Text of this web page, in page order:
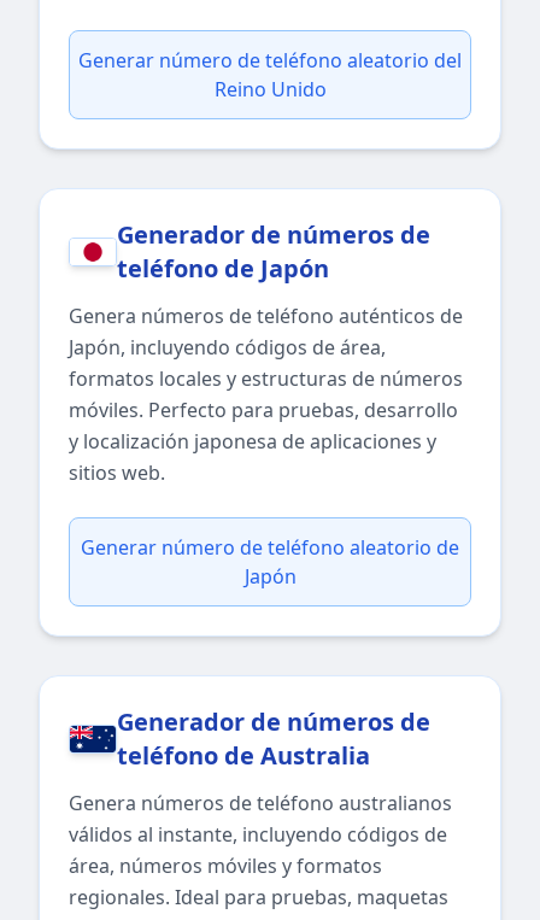
Generar número de teléfono aleatorio del
Reino Unido
Generador de números de
teléfono de Japón
Genera números de teléfono auténticos de
Japón, incluyendo códigos de área,
formatos locales y estructuras de números
móviles. Perfecto para pruebas, desarrollo
y localización japonesa de aplicaciones y
sitios web.
Generar número de teléfono aleatorio de
Japón
Generador de números de
teléfono de Australia
Genera números de teléfono australianos
válidos al instante, incluyendo códigos de
área, números móviles y formatos
regionales. Ideal para pruebas, maquetas